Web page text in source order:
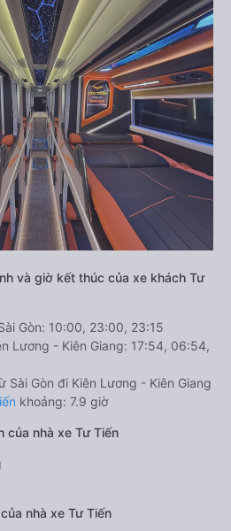
và giờ kết thúc của xe khách Tư
Gòn: 10:00, 23:00, 23:15
Lương - Kiên Giang: 17:54, 06:54,
Sài Gòn đi Kiên Lương - Kiên Giang
khoảng: 7.9 giờ
của nhà xe Tư Tiến
nhà xe Tư Tiến